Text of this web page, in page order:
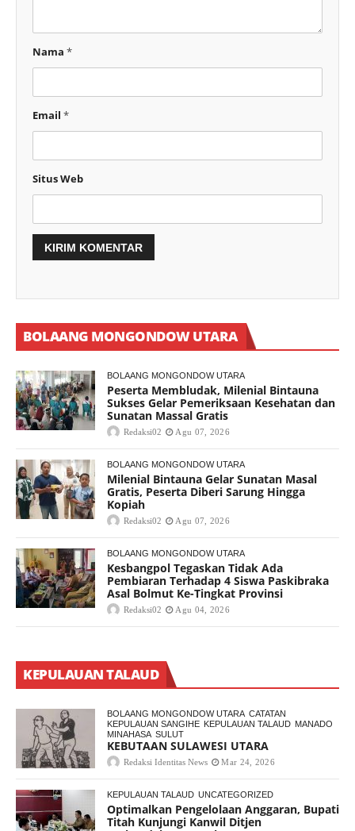
Nama *
Email *
Situs Web
BOLAANG MONGONDOW UTARA
BOLAANG MONGONDOW UTARA
Peserta Membludak, Milenial Bintauna
Sukses Gelar Pemeriksaan Kesehatan dan
Sunatan Massal Gratis
Redaksi02 Agu 07, 2026
BOLAANG MONGONDOW UTARA
Milenial Bintauna Gelar Sunatan Masal
Gratis, Peserta Diberi Sarung Hingga
Kopiah
Redaksi02 Agu 07, 2026
BOLAANG MONGONDOW UTARA
Kesbangpol Tegaskan Tidak Ada
Pembiaran Terhadap 4 Siswa Paskibraka
Asal Bolmut Ke-Tingkat Provinsi
Redaksi02 Agu 04, 2026
KEPULAUAN TALAUD
BOLAANG MONGONDOW UTARA CATATAN
KEPULAUAN SANGIHE KEPULAUAN TALAUD MANADO
MINAHASA SULUT
KEBUTAAN SULAWESI UTARA
Redaksi Identitas News Mar 24, 2026
KEPULAUAN TALAUD UNCATEGORIZED
Optimalkan Pengelolaan Anggaran, Bupati
Titah Kunjungi Kanwil Ditjen